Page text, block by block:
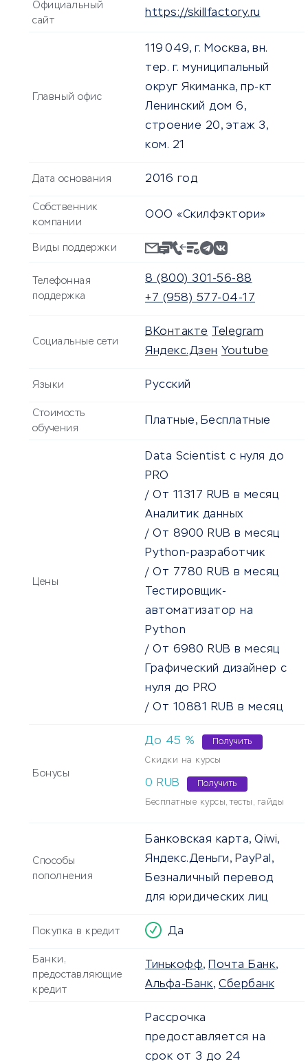
Официальный
сайт
https://skillfactory.ru
Главный офис
119 049, г. Mосква, вн.
тер. г. муниципальный
округ Якиманка, пр-кт
Ленинский дом 6,
строение 20, этаж 3,
ком. 21
Дата основания 2016 год
Собственник
компании
ООО «Скилфэктори»
Виды поддержки
Телефонная
поддержка
8 (800) 301-56-88
+7 (958) 577-04-17
Социальные сети
ВКонтакте
Telegram
Яндекс.Дзен Youtube
Языки Русский
Стоимость
обучения
Платные, Бесплатные
Цены
Data Scientist с нуля до
PRO
/ От 11317 RUB в месяц
Аналитик данных
/ От 8900 RUB в месяц
Python-разработчик
/ От 7780 RUB в месяц
Тестировщик-
автоматизатор на
Python
/ От 6980 RUB в месяц
Графический дизайнер с
нуля до PRO
/ От 10881 RUB в месяц
Бонусы
До 45 % Получить
Скидки на курсы
0 RUB Получить
Бесплатные курсы, тесты, гайды
Способы
пополнения
Банковская карта, Qiwi,
Яндекс.Деньги, PayPal,
Безналичный перевод
для юридических лиц
Покупка в кредит Да
Банки,
предоставляющие
кредит
Тинькофф, Почта Банк,
Альфа-Банк, Сбербанк
Рассрочка
предоставляется на
срок от 3 до 24